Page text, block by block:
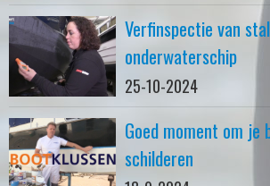
Verfinspectie van
onderwaterschip
25-10-2024
Goed moment om je
schilderen